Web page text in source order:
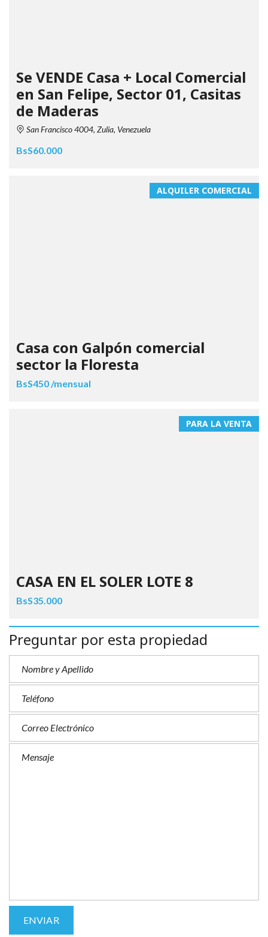
Se VENDE Casa + Local Comercial
en San Felipe, Sector 01, Casitas
de Maderas
San Francisco 4004, Zulia, Venezuela
BsS60.000
ALQUILER COMERCIAL
Casa con Galpón comercial
sector la Floresta
BsS450 /mensual
PARA LA VENTA
CASA EN EL SOLER LOTE 8
BsS35.000
Preguntar por esta propiedad